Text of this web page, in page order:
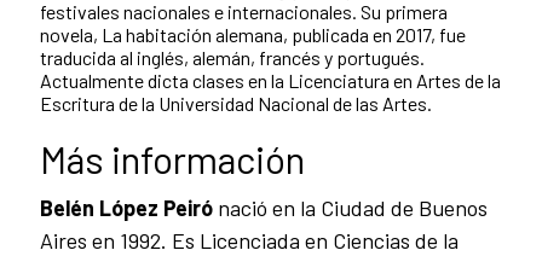
festivales nacionales e internacionales. Su primera
novela, La habitación alemana, publicada en 2017, fue
traducida al inglés, alemán, francés y portugués.
Actualmente dicta clases en la Licenciatura en Artes de la
Escritura de la Universidad Nacional de las Artes.
Más información
Belén López Peiró nació en la Ciudad de Buenos
Aires en 1992. Es Licenciada en Ciencias de la